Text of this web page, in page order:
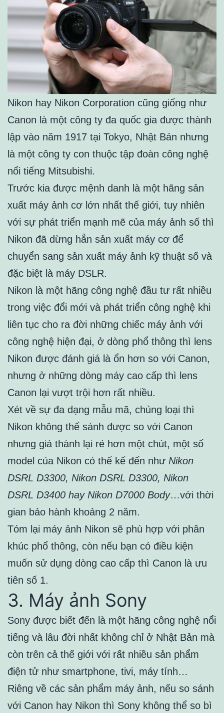
Nikon hay Nikon Corporation cũng giống như
Canon là một công ty đa quốc gia được thành
lập vào năm 1917 tại Tokyo, Nhật Bản nhưng
là một công ty con thuộc tập đoàn công nghệ
nổi tiếng Mitsubishi.
Trước kia được mệnh danh là một hãng sản
xuất máy ảnh cơ lớn nhất thế giới, tuy nhiên
với sự phát triển mạnh mẽ của máy ảnh số thì
Nikon đã dừng hẳn sản xuất máy cơ để
chuyển sang sản xuất máy ảnh kỹ thuật số và
đặc biệt là máy DSLR.
Nikon là một hãng công nghệ đầu tư rất nhiều
trong việc đổi mới và phát triển công nghệ khi
liên tục cho ra đời những chiếc máy ảnh với
công nghệ hiện đại, ở dòng phổ thông thì lens
Nikon được đánh giá là ổn hơn so với Canon,
nhưng ở những dòng máy cao cấp thì lens
Canon lại vượt trội hơn rất nhiều.
Xét về sự đa dạng mẫu mã, chủng loại thì
Nikon không thể sánh được so với Canon
nhưng giá thành lại rẻ hơn một chút, một số
model của Nikon có thể kể đến như Nikon
DSRL D3300, Nikon DSRL D3300, Nikon
DSRL D3400 hay Nikon D7000 Body…với thời
gian bảo hành khoảng 2 năm.
Tóm lại máy ảnh Nikon sẽ phù hợp với phân
khúc phổ thông, còn nếu bạn có điều kiện
muốn sử dụng dòng cao cấp thì Canon là ưu
tiên số 1.
3. Máy ảnh Sony
Sony được biết đến là một hãng công nghệ nổi
tiếng và lâu đời nhất không chỉ ở Nhật Bản mà
còn trên cả thế giới với rất nhiều sản phẩm
điện tử như smartphone, tivi, máy tính…
Riêng về các sản phẩm máy ảnh, nếu so sánh
với Canon hay Nikon thì Sony không thể so bì